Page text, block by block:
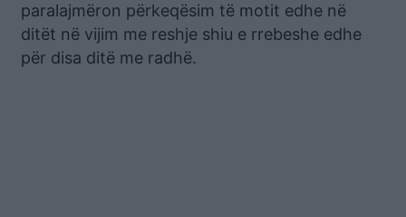
paralajmëron përkeqësim të motit edhe në
ditët në vijim me reshje shiu e rrebeshe edhe
për disa ditë me radhë.